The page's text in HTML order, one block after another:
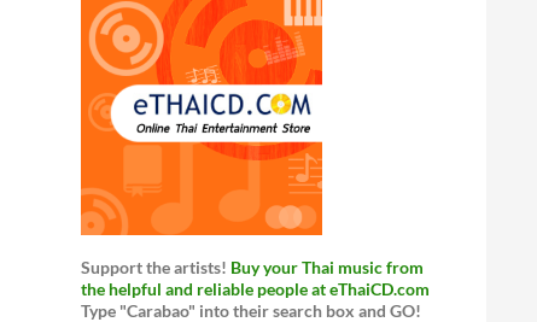
Support the artists! Buy your Thai music from
the helpful and reliable people at eThaiCD.com
Type "Carabao" into their search box and GO!